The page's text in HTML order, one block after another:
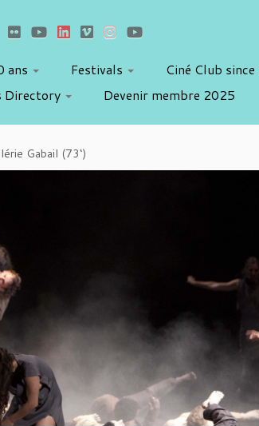
ans Festivals Ciné Club
Directory
Devenir membre 2025
Gabail (73‘)